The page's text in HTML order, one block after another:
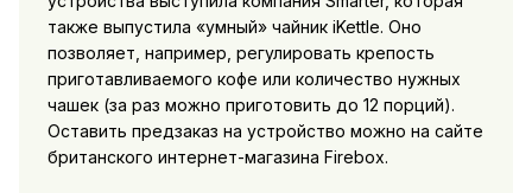
также выпустила «умный» чайник iKettle. Оно
позволяет, например, регулировать крепость
приготавливаемого кофе или количество нужных
чашек (за раз можно приготовить до 12 порций).
Оставить предзаказ на устройство можно на сайте
британского интернет-магазина Firebox.